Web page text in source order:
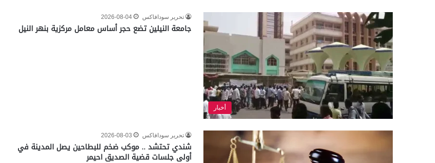
أخبار
تحرير سودافاكس 2026-08-04
جامعة النيلين تضع حجر أساس معامل مركزية بنهر النيل
تحرير سودافاكس 2026-08-03
شندي تحتشد .. موكب ضخم للبطاحين يصل المدينة في
أولى جلسات قضية الصديق احيمر